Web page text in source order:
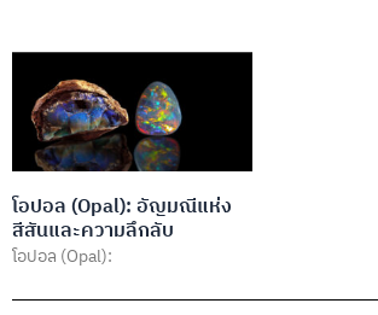
ด้านเศรษฐกิจและการค้าระหว่าง
ประเทศของประเทศ
โอปอล (Opal): อัญมณีแห่ง
สีสันและความลึกลับ
โอปอล (Opal):